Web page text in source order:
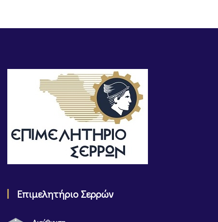
Επιμελητήριο Σερρών